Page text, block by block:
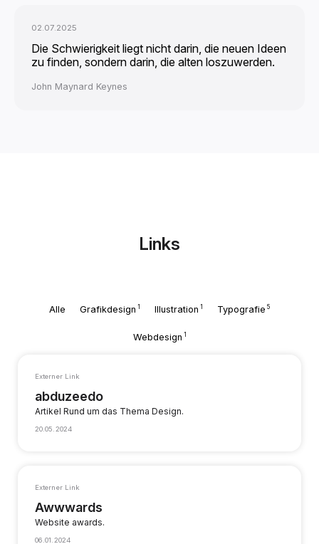
02.07.2025
Die Schwierigkeit liegt nicht darin, die neuen Ideen
zu finden, sondern darin, die alten loszuwerden.
John Maynard Keynes
Links
Alle Grafikdesign 1 Illustration 1 Typografie 5
Webdesign 1
Externer Link
abduzeedo
Artikel Rund um das Thema Design.
20.05.2024
Externer Link
Awwwards
Website awards.
06.01.2024